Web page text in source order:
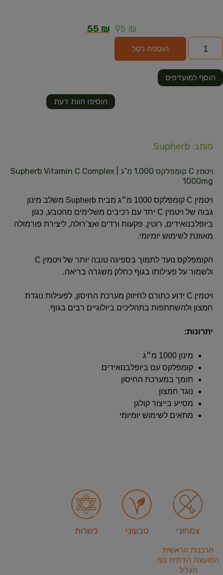
95 ₪
55 ₪
הוספה לסל
הוסיפו חוות דעת
הוסף למועדפים
מותג: Supherb
ויטמין C קומפלקס 1,000 מ”ג | Supherb Vitamin C Complex
1000mg
ויטמין C קומפלקס 1000 מ״ג מבית Supherb משלב מינון
גבוה של ויטמין C יחד עם רכיבים משלימים מהטבע, כגון
ביופלבנואידים, רוטין, פקעות ורדים ואצ’רולה, ליצירת פורמולה
מאוזנת לשימוש יומיומי.
הקומפלקס נועד לתמוך בספיגה טובה יותר של ויטמין C
ולשמור על פעילותו בגוף כחלק משגרה בריאה.
ויטמין C ידוע כתורם לחיזוק מערכת החיסון, לפעילות נוגדת
חמצון ולהשתתפות בתהליכים ביולוגיים רבים בגוף.
יתרונות:
מינון 1000 מ״ג
קומפלקס עם ביופלבנואידים
תומך במערכת החיסון
נוגד חמצון
מסייע בייצור קולגן
מתאים לשימוש יומיומי
צמחוני טבעוני כשרות
הרבנות הראשית
המועצה הדתית נוף
הגליל